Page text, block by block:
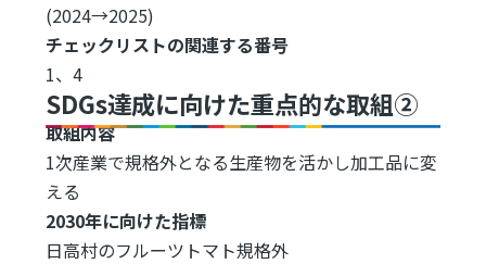
(2024→2025)
チェックリストの関連する番号
1、4
SDGs達成に向けた重点的な取組②
取組内容
1次産業で規格外となる生産物を活かし加工品に変
える
2030年に向けた指標
日高村のフルーツトマト規格外